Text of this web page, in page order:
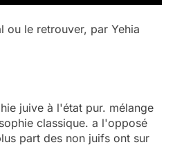
ou le retrouver, par Yehia
juive à l'état pur. mélange
classique. a l'opposé
part des non juifs ont sur